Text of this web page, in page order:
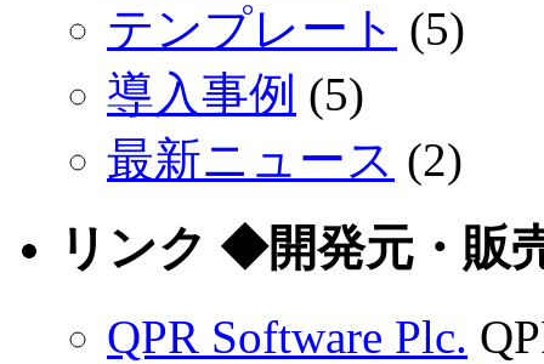
テンプレート (5)
導入事例 (5)
最新ニュース (2)
リンク ◆開発元・販
QPR Software Plc.